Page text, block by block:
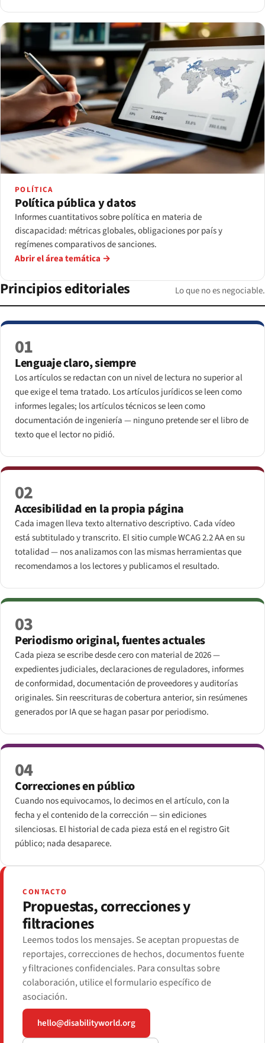
POLÍTICA
Política pública y datos
Informes cuantitativos sobre política en materia de
discapacidad: métricas globales, obligaciones por país y
regímenes comparativos de sanciones.
Abrir el área temática →
Principios editoriales Lo que no es negociable.
01
Lenguaje claro, siempre
Los artículos se redactan con un nivel de lectura no superior al
que exige el tema tratado. Los artículos jurídicos se leen como
informes legales; los artículos técnicos se leen como
documentación de ingeniería — ninguno pretende ser el libro de
texto que el lector no pidió.
02
Accesibilidad en la propia página
Cada imagen lleva texto alternativo descriptivo. Cada vídeo
está subtitulado y transcrito. El sitio cumple WCAG 2.2 AA en su
totalidad — nos analizamos con las mismas herramientas que
recomendamos a los lectores y publicamos el resultado.
03
Periodismo original, fuentes actuales
Cada pieza se escribe desde cero con material de 2026 —
expedientes judiciales, declaraciones de reguladores, informes
de conformidad, documentación de proveedores y auditorías
originales. Sin reescrituras de cobertura anterior, sin resúmenes
generados por IA que se hagan pasar por periodismo.
04
Correcciones en público
Cuando nos equivocamos, lo decimos en el artículo, con la
fecha y el contenido de la corrección — sin ediciones
silenciosas. El historial de cada pieza está en el registro Git
público; nada desaparece.
CONTACTO
Propuestas, correcciones y
filtraciones
Leemos todos los mensajes. Se aceptan propuestas de
reportajes, correcciones de hechos, documentos fuente
y filtraciones confidenciales. Para consultas sobre
colaboración, utilice el formulario específico de
asociación.
hello@disabilityworld.org